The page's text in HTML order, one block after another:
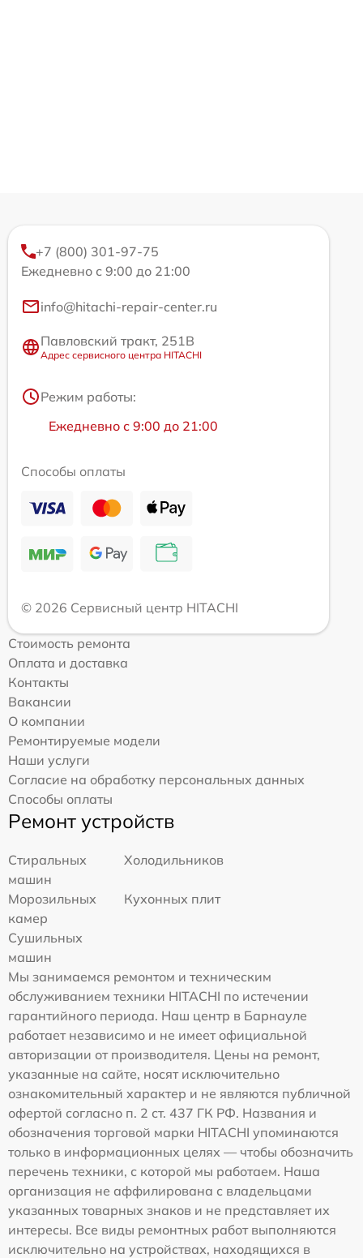
+7 (800) 301-97-75
Ежедневно с 9:00 до 21:00
info@hitachi-repair-center.ru
Павловский тракт, 251В
Адрес сервисного центра HITACHI
Режим работы:
Ежедневно с 9:00 до 21:00
Способы оплаты
© 2026 Сервисный центр HITACHI
Стоимость ремонта
Оплата и доставка
Контакты
Вакансии
О компании
Ремонтируемые модели
Наши услуги
Согласие на обработку персональных данных
Способы оплаты
Ремонт устройств
Стиральных
машин
Холодильников
Морозильных
камер
Кухонных плит
Сушильных
машин
Мы занимаемся ремонтом и техническим
обслуживанием техники HITACHI по истечении
гарантийного периода. Наш центр в Барнауле
работает независимо и не имеет официальной
авторизации от производителя. Цены на ремонт,
указанные на сайте, носят исключительно
ознакомительный характер и не являются публичной
офертой согласно п. 2 ст. 437 ГК РФ. Названия и
обозначения торговой марки HITACHI упоминаются
только в информационных целях — чтобы обозначить
перечень техники, с которой мы работаем. Наша
организация не аффилирована с владельцами
указанных товарных знаков и не представляет их
интересы. Все виды ремонтных работ выполняются
исключительно на устройствах, находящихся в